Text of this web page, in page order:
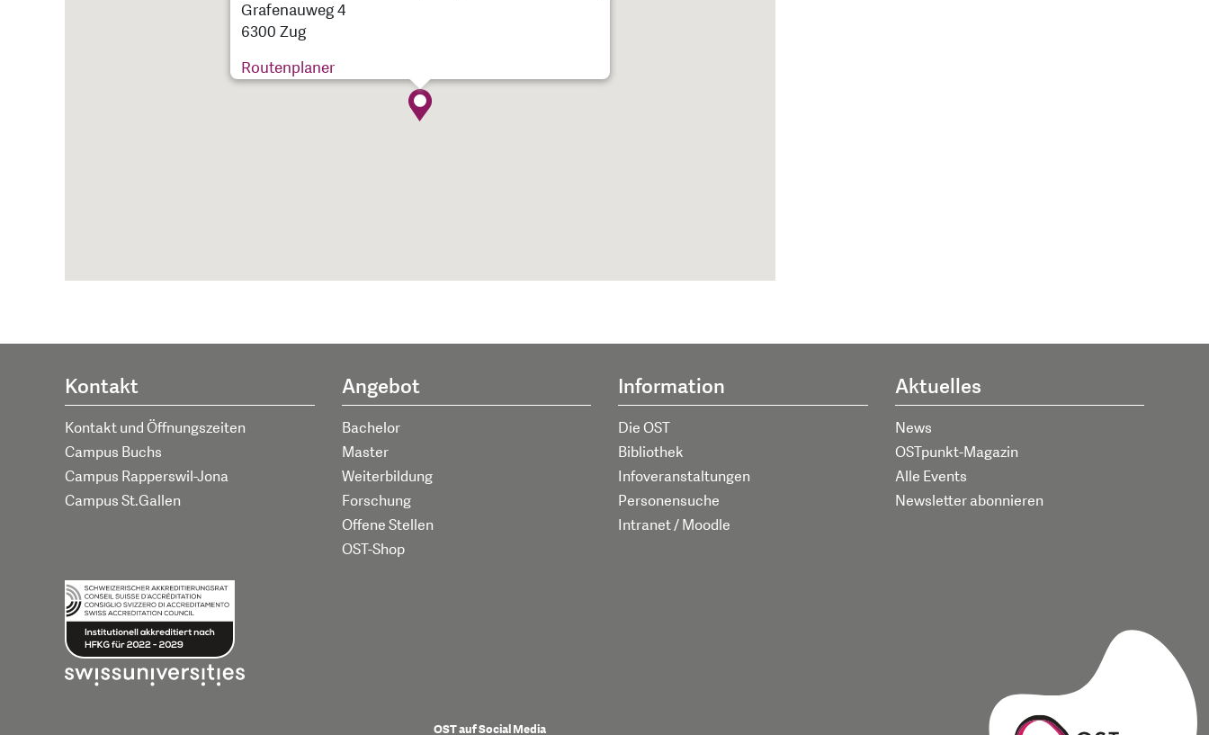
Grafenauweg 4
6300 Zug
Routenplaner
Kontakt
Kontakt und Öffnungszeiten
Campus Buchs
Campus Rapperswil-Jona
Campus St.Gallen
Angebot
Bachelor
Master
Weiterbildung
Forschung
Offene Stellen
OST-Shop
Information
Die OST
Bibliothek
Infoveranstaltungen
Personensuche
Intranet / Moodle
Aktuelles
News
OSTpunkt-Magazin
Alle Events
Newsletter abonnieren
OST auf Social Media